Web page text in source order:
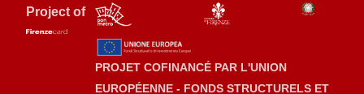
Project of
PROJET COFINANCÉ PAR L'UNION
EUROPÉENNE - FONDS STRUCTURELS ET